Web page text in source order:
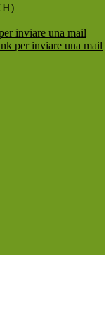
inviare una mail
per inviare una mail